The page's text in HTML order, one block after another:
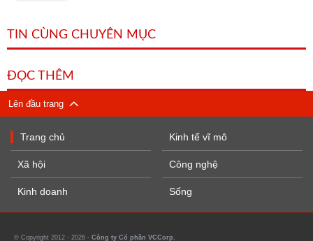
TIN CÙNG CHUYÊN MỤC
ĐỌC THÊM
Lên đầu trang
Trang chủ
Xã hội
Kinh doanh
Kinh tế vĩ mô
Công nghệ
Sống
© Copyright 2012 - 2026 - Công ty Cổ phần VCCorp.